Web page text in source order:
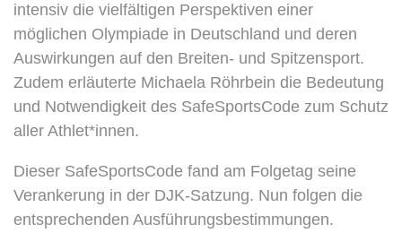
intensiv die vielfältigen Perspektiven einer
möglichen Olympiade in Deutschland und deren
Auswirkungen auf den Breiten- und Spitzensport.
Zudem erläuterte Michaela Röhrbein die Bedeutung
und Notwendigkeit des SafeSportsCode zum Schutz
aller Athlet*innen.
Dieser SafeSportsCode fand am Folgetag seine
Verankerung in der DJK-Satzung. Nun folgen die
entsprechenden Ausführungsbestimmungen.